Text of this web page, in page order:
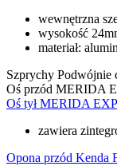
wewnętrzna
wysokość
materiał:
Szprychy Podwójnie
Oś przód MERIDA
Oś tył MERIDA
zawiera
Opona przód Kenda